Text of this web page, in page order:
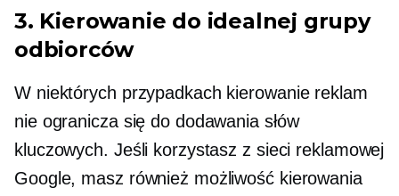
3. Kierowanie do idealnej grupy
odbiorców
W niektórych przypadkach kierowanie reklam
nie ogranicza się do dodawania słów
kluczowych. Jeśli korzystasz z sieci reklamowej
Google, masz również możliwość kierowania